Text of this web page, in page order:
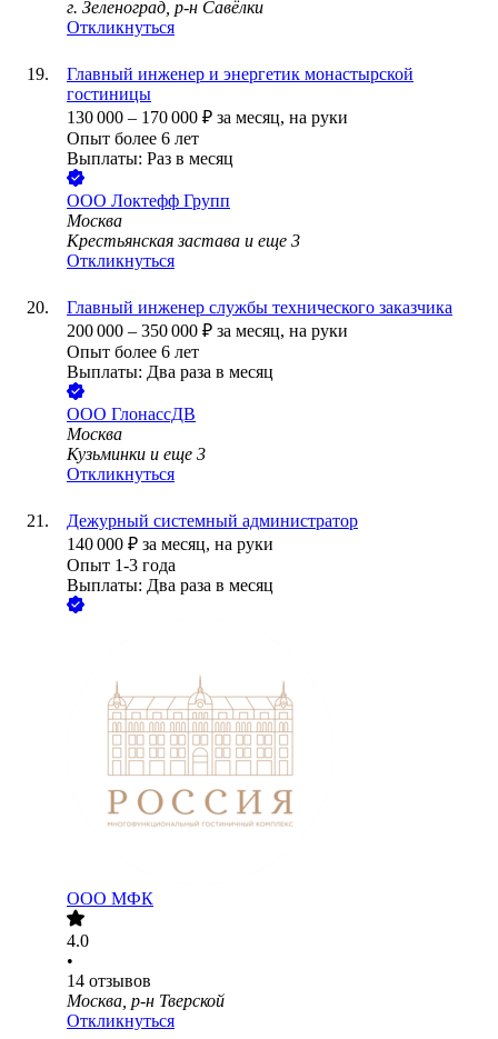
г. Зеленоград, р-н Савёлки
Откликнуться
Главный инженер и энергетик монастырской
гостиницы
130 000 – 170 000 ₽ за месяц, на руки
Опыт более 6 лет
Выплаты: Раз в месяц
ООО Локтефф Групп
Москва
Крестьянская застава и еще 3
Откликнуться
Главный инженер службы технического заказчика
200 000 – 350 000 ₽ за месяц, на руки
Опыт более 6 лет
Выплаты: Два раза в месяц
ООО ГлонассДВ
Москва
Кузьминки и еще 3
Откликнуться
Дежурный системный администратор
140 000 ₽ за месяц, на руки
Опыт 1-3 года
Выплаты: Два раза в месяц
ООО МФК
4.0
•
14 отзывов
Москва, р-н Тверской
Откликнуться